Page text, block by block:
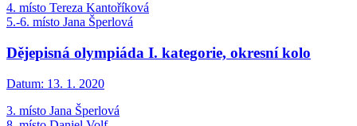
4. místo Tereza Kantoříková
5.-6. místo Jana Šperlová
Dějepisná olympiáda I. kategorie, okresní kolo
Datum: 13. 1. 2020
3. místo Jana Šperlová